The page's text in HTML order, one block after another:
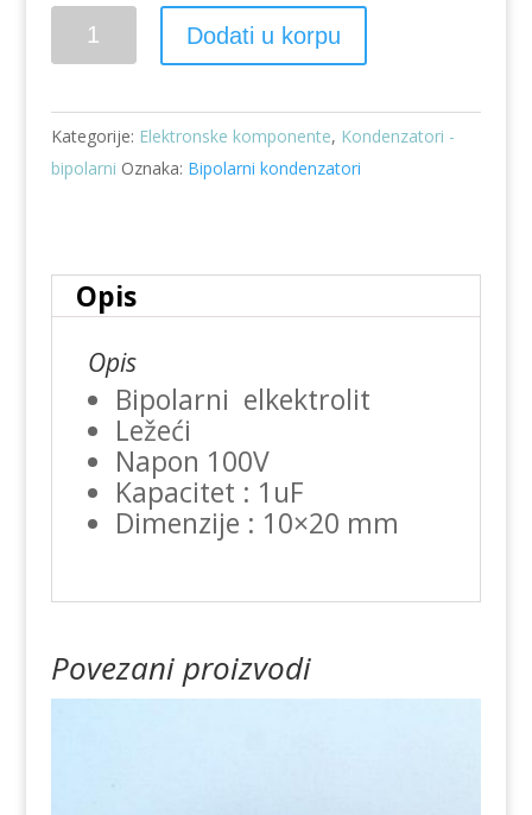
Bipolarni
kondenzator
TON
količina
Dodati u korpu
Kategorije: Elektronske komponente, Kondenzatori -
bipolarni Oznaka: Bipolarni kondenzatori
Opis
Opis
Bipolarni elkektrolit
Ležeći
Napon 100V
Kapacitet : 1uF
Dimenzije : 10×20 mm
Povezani proizvodi